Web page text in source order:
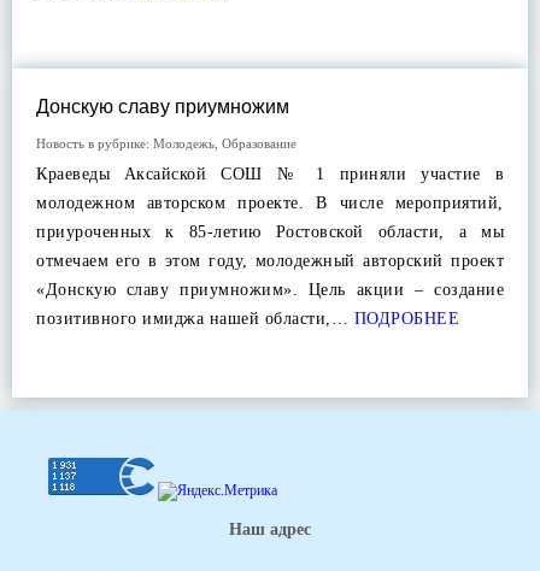
Донскую славу приумножим
Новость в рубрике: Молодежь Образование
Краеведы Аксайской СОШ № 1 приняли участие в
молодежном авторском проекте. В числе мероприятий,
приуроченных к 85-летию Ростовской области, а мы
отмечаем его в этом году, молодежный авторский проект
«Донскую славу приумножим». Цель акции – создание
позитивного имиджа нашей области,… ПОДРОБНЕЕ
Наш адрес